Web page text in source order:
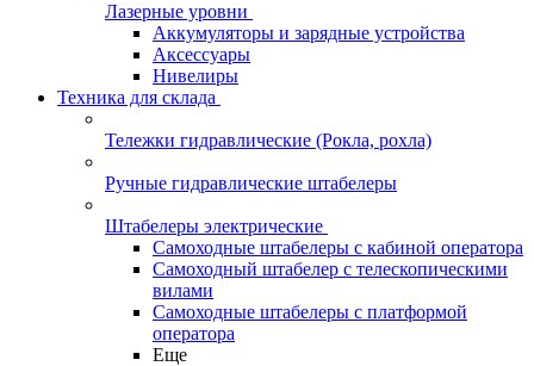
Лазерные уровни
Аккумуляторы и зарядные устройства
Аксессуары
Нивелиры
Техника для склада
Тележки гидравлические (Рокла, рохла)
Ручные гидравлические штабелеры
Штабелеры электрические
Самоходные штабелеры с кабиной оператора
Самоходный штабелер с телескопическими
вилами
Самоходные штабелеры с платформой
оператора
Еще